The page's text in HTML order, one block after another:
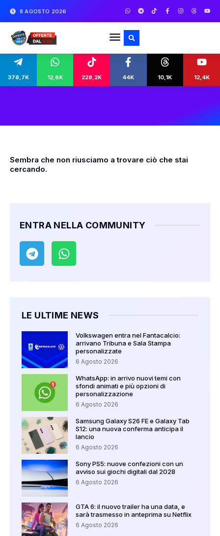
8 AGOSTO 2026
378,7K 12,6K 228,2K 44K 10,1K 12,4K
Sembra che non riusciamo a trovare ciò che stai
cercando.
ENTRA NELLA COMMUNITY
LE ULTIME NEWS
Volkswagen entra nel Fantacalcio:
arrivano Tribuna e Sala Stampa
personalizzate
6 Agosto 2026
WhatsApp: in arrivo nuovi temi con
sfondi animati e più opzioni di
personalizzazione
6 Agosto 2026
Samsung Galaxy S26 FE e Galaxy Tab
S12: una nuova conferma anticipa il
lancio
6 Agosto 2026
Sony PS5: nuove confezioni con un
avviso sui giochi digitali dal 2028
6 Agosto 2026
GTA 6: il nuovo trailer ha una data, e
sarà trasmesso in anteprima su Netflix
6 Agosto 2026